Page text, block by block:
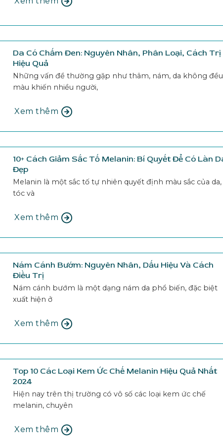
Da Có Chấm Đen: Nguyên Nhân, Phân Loại, Cách Trị
Hiệu Quả
Những vấn đề thường gặp như thâm, nám, da không đều
màu khiến nhiều người,
Xem thêm
10+ Cách Giảm Sắc Tố Melanin: Bí Quyết Để Có Làn
Đẹp
Melanin là một sắc tố tự nhiên quyết định màu sắc của da,
tóc và
Xem thêm
Nám Cánh Bướm: Nguyên Nhân, Dấu Hiệu Và Cách
Điều Trị
Nám cánh bướm là một dạng nám da phổ biến, đặc biệt
xuất hiện ở
Xem thêm
Top 10 Các Loại Kem Ức Chế Melanin Hiệu Quả Nhất
2024
Hiện nay trên thị trường có vô số các loại kem ức chế
melanin, chuyên
Xem thêm